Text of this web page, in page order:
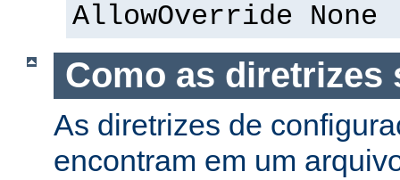
AllowOverride None
Como as diretrizes
As diretrizes de
encontram em um